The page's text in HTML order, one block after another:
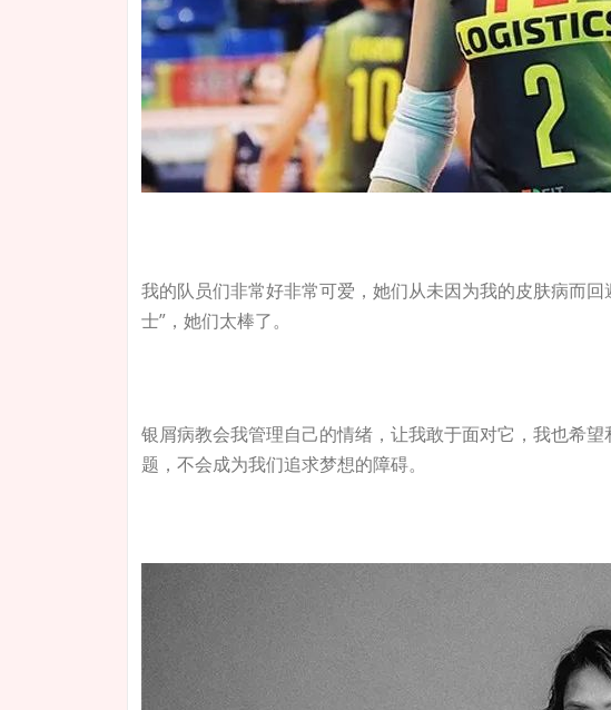
我的队员们非常好非常可爱，她们从未因为我的皮肤病而
士”，她们太棒了。
银屑病教会我管理自己的情绪，让我敢于面对它，我也希
题，不会成为我们追求梦想的障碍。